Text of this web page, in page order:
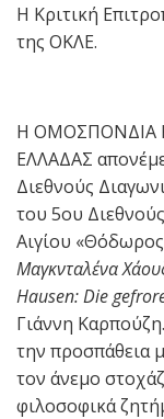
Η Κριτική
της ΟΚΛΕ.
Η ΟΜΟΣΠΟΝΔΙΑ
ΕΛΛΑΔΑΣ
Διεθνούς
του 5ου
Αιγίου
Μαγκνταλένα
Hausen:Die
Γιάννη
την προσπάθεια
τον άνεμο
φιλοσοφικά